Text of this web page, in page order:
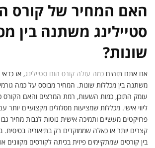
האם המחיר של קורס
סטיילינג משתנה בין
שונות?
אם אתם תוהים כמה עולה קורס הום סטיילינג, אז
משתנה בין מכללות שונות. המחיר מבוסס על כמה
עומק התוכן, כמות השעות, רמת המרצים והאם הקורס
ליווי אישי. מכללות שמציעות מסלולים מקצועיים יותר
פרויקטים מעשיים ותמיכה אישית נוטות לגבות מחיר
קצרים יותר או כאלה שממוקדים רק בתיאוריה בסיסית.
בין קורסים שמתקיימים פיזית בכיתה לקורסים מקוונים